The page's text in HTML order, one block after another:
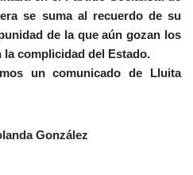
se suma al recuerdo de su
de la que aún gozan los
complicidad del Estado.
un comunicado de Lluita
González